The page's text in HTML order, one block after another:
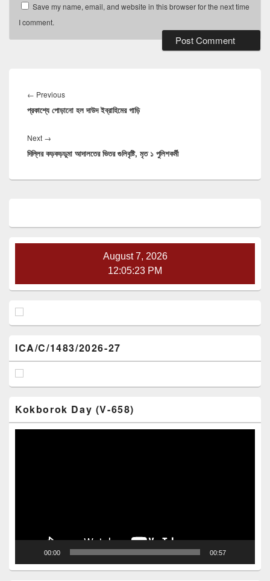
Save my name, email, and website in this browser for the next time
I comment.
navigation
← PreviousPrevious
post:
প্রকাশ্যে পোড়ানো হল দাউদ ইব্রাহিমের গাড়ি
Next →
post:
দিল্লির কড়কড়ডুমা আদালতের ভিতর গুলিবৃষ্টি, মৃত ১ পুলিশকর্মী
Widget
August 7, 2026
12:05:24 PM
ICA/C/1483/2026-27
Kokborok Day (V-658)
00:00 00:57